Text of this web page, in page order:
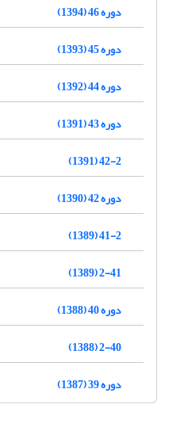
دوره 46 (1394)
دوره 45 (1393)
دوره 44 (1392)
دوره 43 (1391)
42-2 (1391)
دوره 42 (1390)
41-2 (1389)
2-41 (1389)
دوره 40 (1388)
2-40 (1388)
دوره 39 (1387)